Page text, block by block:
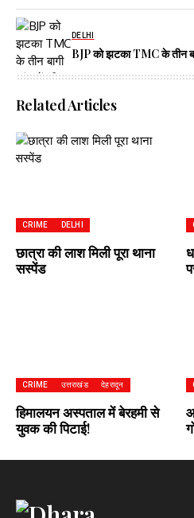
DELHI
BJP को झटका TMC के तीन
Related Articles
CRIME DELHI
छात्रा की लाश मिली पूरा थाना
सस्पेंड
CRIME उत्तराखंड देहरादून
हिमालयन अस्पताल में बेरहमी से
युवक की पिटाई!